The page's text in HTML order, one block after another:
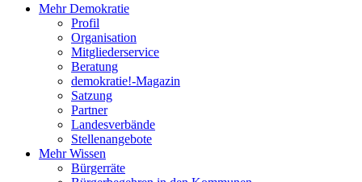
Mehr Demokratie
Profil
Organisation
Mitgliederservice
Beratung
demokratie!-Magazin
Satzung
Partner
Landesverbände
Stellenangebote
Mehr Wissen
Bürgerräte